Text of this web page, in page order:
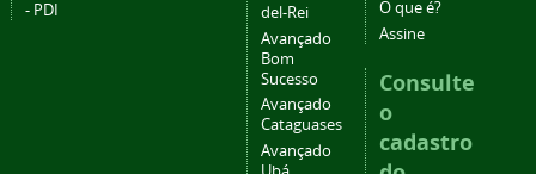
- PDI
del-Rei
Avançado
Bom
Sucesso
Avançado
Cataguases
Avançado
O que é?
Assine
Consulte
o
cadastro